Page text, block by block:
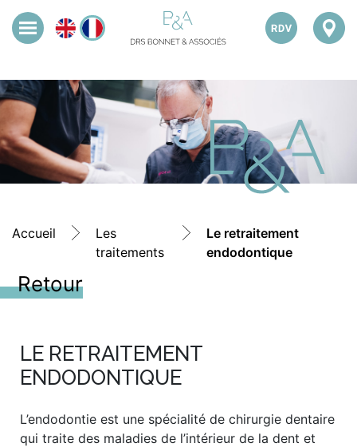
Accueil
Les
traitements
Le retraitement
endodontique
Retour
LE RETRAITEMENT
ENDODONTIQUE
L’endodontie est une spécialité de chirurgie dentaire
qui traite des maladies de l’intérieur de la dent et